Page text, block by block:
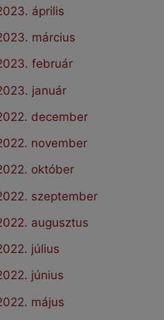
április
március
február
január
december
november
október
szeptember
augusztus
július
június
május